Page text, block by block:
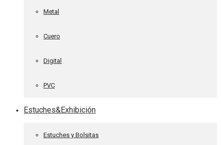
Metal
Cuero
Digital
PVC
Estuches&Exhibición
Estuches y Bolsitas